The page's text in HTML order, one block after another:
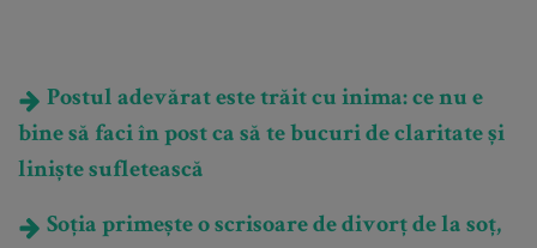
Postul adevărat este trăit cu inima: ce nu e
bine să faci în post ca să te bucuri de claritate și
liniște sufletească
Soția primește o scrisoare de divorț de la soț,